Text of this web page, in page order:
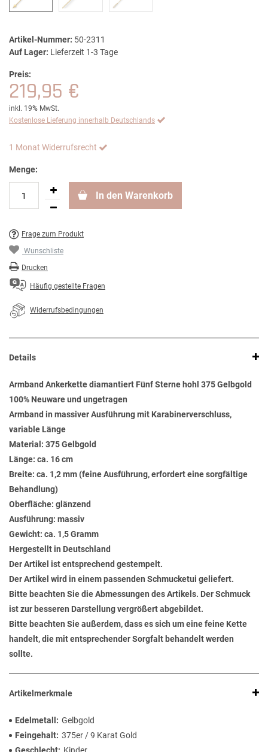
Artikel-Nummer: 50-2311
Auf Lager: Lieferzeit 1-3 Tage
Preis:
219,95 €
inkl. 19% MwSt.
Kostenlose Lieferung innerhalb Deutschlands
1 Monat Widerrufsrecht
Menge:
In den Warenkorb
Frage zum Produkt
Wunschliste
Drucken
Häufig gestellte Fragen
Widerrufsbedingungen
Details
Armband Ankerkette diamantiert Fünf Sterne hohl 375 Gelbgold
100% Neuware und ungetragen
Armband in massiver Ausführung mit Karabinerverschluss,
variable Länge
Material: 375 Gelbgold
Länge: ca. 16 cm
Breite: ca. 1,2 mm (feine Ausführung, erfordert eine sorgfältige
Behandlung)
Oberfläche: glänzend
Ausführung: massiv
Gewicht: ca. 1,5 Gramm
Hergestellt in Deutschland
Der Artikel ist entsprechend gestempelt.
Der Artikel wird in einem passenden Schmucketui geliefert.
Bitte beachten Sie die Abmessungen des Artikels. Der Schmuck
ist zur besseren Darstellung vergrößert abgebildet.
Bitte beachten Sie außerdem, dass es sich um eine feine Kette
handelt, die mit entsprechender Sorgfalt behandelt werden
sollte.
Artikelmerkmale
Edelmetall
Gelbgold
Feingehalt 375er / 9 Karat Gold